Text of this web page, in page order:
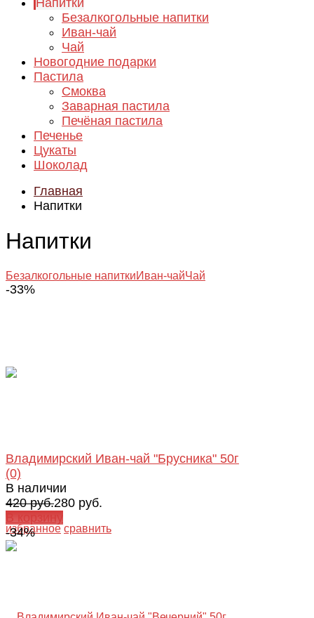
Напитки
Безалкогольные напитки
Иван-чай
Чай
Новогодние подарки
Пастила
Смоква
Заварная пастила
Печёная пастила
Печенье
Цукаты
Шоколад
Главная
Напитки
Напитки
Безалкогольные напиткиИван-чайЧай
-33%
избранное сравнить
Владимирский Иван-чай "Брусника" 50г
(0)
В наличии
420 руб.280 руб.
В корзину
-34%